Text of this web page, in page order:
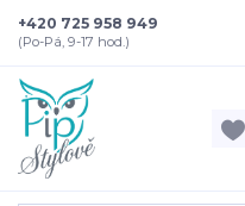
+420 725 958 949
(Po-Pá, 9-17 hod.)